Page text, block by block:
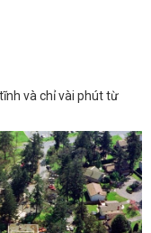
và chỉ vài phút từ